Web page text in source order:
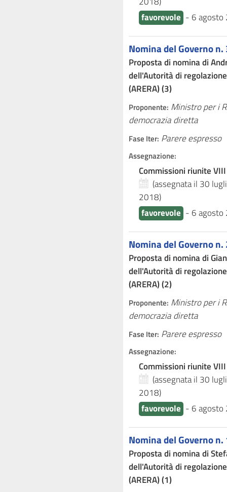
favorevole - 6
Nomina del Governo n.
Proposta di nomina di
dell'Autorità di
(ARERA) (3)
Proponente: Ministro per i
democrazia diretta
Fase Iter: Parere espresso
Assegnazione:
Commissioni riunite
(assegnata il 30
2018)
favorevole - 6
Nomina del Governo n.
Proposta di nomina di
dell'Autorità di
(ARERA) (2)
Proponente: Ministro per i
democrazia diretta
Fase Iter: Parere espresso
Assegnazione:
Commissioni riunite
(assegnata il 30
2018)
favorevole - 6
Nomina del Governo n.
Proposta di nomina di
dell'Autorità di
(ARERA) (1)